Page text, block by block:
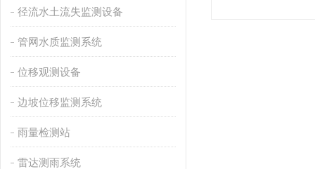
径流水土流失监测设备
管网水质监测系统
位移观测设备
边坡位移监测系统
雨量检测站
雷达测雨系统